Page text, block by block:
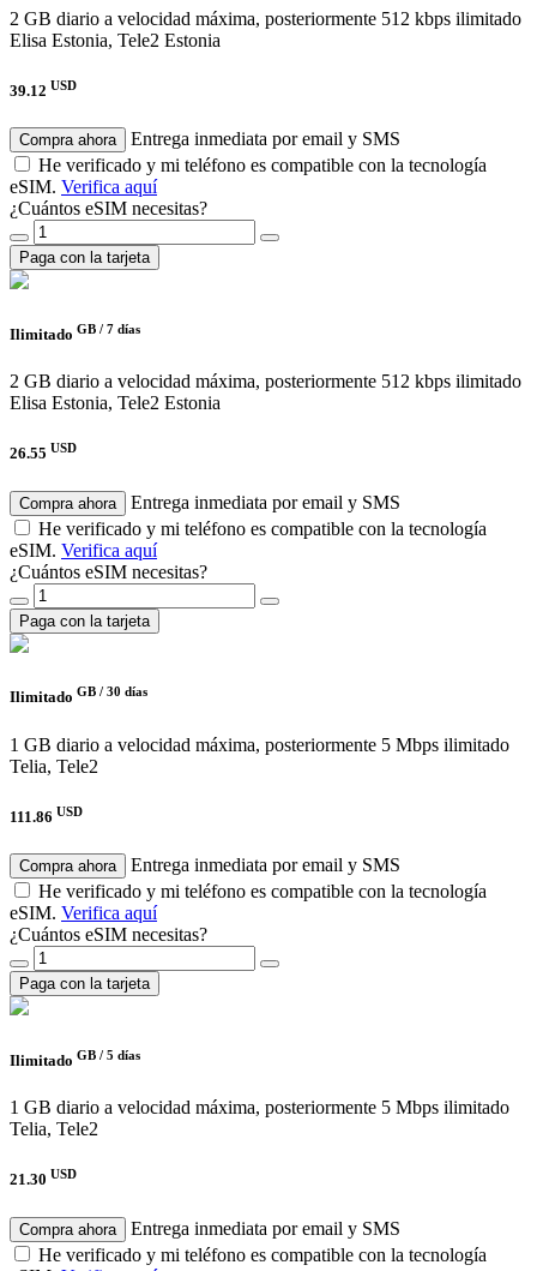
2 GB diario a velocidad máxima, posteriormente 512 kbps ilimitado
Elisa Estonia, Tele2 Estonia
39.12 USD
Compra ahora
Entrega inmediata por email y SMS
He verificado y mi teléfono es compatible con la tecnología
eSIM. Verifica aquí
¿Cuántos eSIM necesitas?
Paga con la tarjeta
Ilimitado GB / 7 días
2 GB diario a velocidad máxima, posteriormente 512 kbps ilimitado
Elisa Estonia, Tele2 Estonia
26.55 USD
Compra ahora
Entrega inmediata por email y SMS
He verificado y mi teléfono es compatible con la tecnología
eSIM. Verifica aquí
¿Cuántos eSIM necesitas?
Paga con la tarjeta
Ilimitado GB / 30 días
1 GB diario a velocidad máxima, posteriormente 5 Mbps ilimitado
Telia, Tele2
111.86 USD
Compra ahora
Entrega inmediata por email y SMS
He verificado y mi teléfono es compatible con la tecnología
eSIM. Verifica aquí
¿Cuántos eSIM necesitas?
Paga con la tarjeta
Ilimitado GB / 5 días
1 GB diario a velocidad máxima, posteriormente 5 Mbps ilimitado
Telia, Tele2
21.30 USD
Compra ahora
Entrega inmediata por email y SMS
He verificado y mi teléfono es compatible con la tecnología